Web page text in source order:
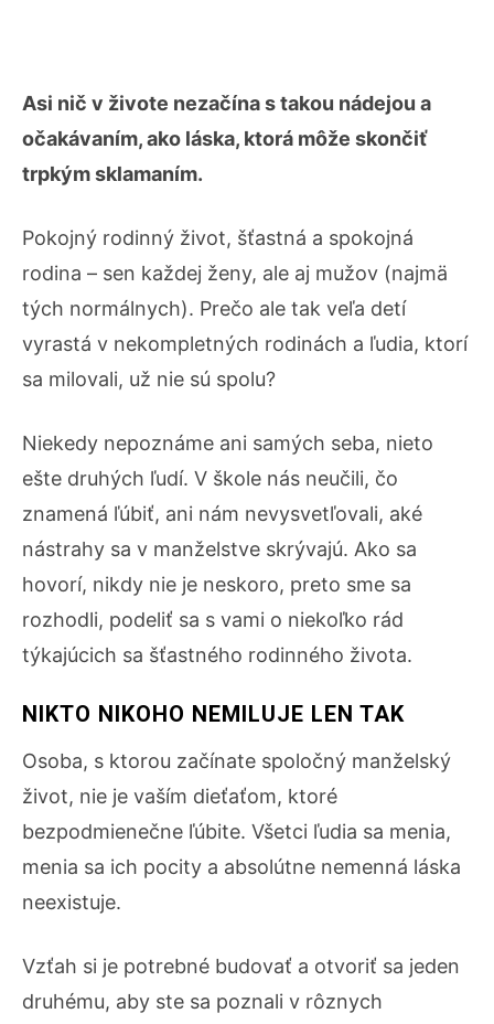
Asi nič v živote nezačína s takou nádejou a
očakávaním, ako láska, ktorá môže skončiť
trpkým sklamaním.
Pokojný rodinný život, šťastná a spokojná
rodina – sen každej ženy, ale aj mužov (najmä
tých normálnych). Prečo ale tak veľa detí
vyrastá v nekompletných rodinách a ľudia, ktorí
sa milovali, už nie sú spolu?
Niekedy nepoznáme ani samých seba, nieto
ešte druhých ľudí. V škole nás neučili, čo
znamená ľúbiť, ani nám nevysvetľovali, aké
nástrahy sa v manželstve skrývajú. Ako sa
hovorí, nikdy nie je neskoro, preto sme sa
rozhodli, podeliť sa s vami o niekoľko rád
týkajúcich sa šťastného rodinného života.
NIKTO NIKOHO NEMILUJE LEN TAK
Osoba, s ktorou začínate spoločný manželský
život, nie je vaším dieťaťom, ktoré
bezpodmienečne ľúbite. Všetci ľudia sa menia,
menia sa ich pocity a absolútne nemenná láska
neexistuje.
Vzťah si je potrebné budovať a otvoriť sa jeden
druhému, aby ste sa poznali v rôznych